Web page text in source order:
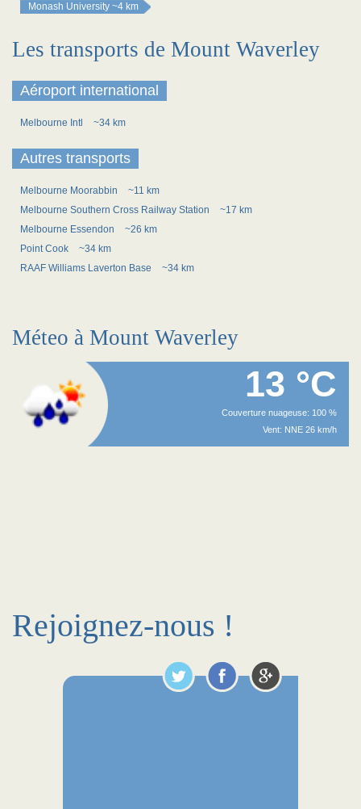
Monash University ~4 km
Les transports de Mount Waverley
Aéroport international
Melbourne Intl ~34 km
Autres transports
Melbourne Moorabbin
~11 km
Melbourne Southern Cross Railway Station
~17 km
Melbourne Essendon
~26 km
Point Cook
~34 km
RAAF Williams Laverton Base
~34 km
Méteo à Mount Waverley
13 °C
Couverture nuageuse: 100 %
Vent: NNE 26 km/h
Rejoignez-nous !